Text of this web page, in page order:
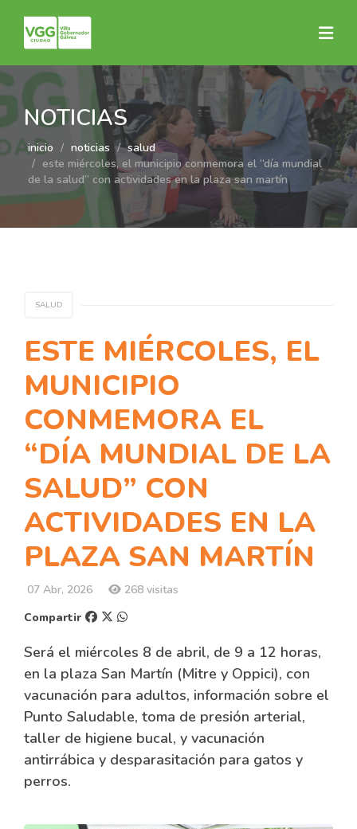
NOTICIAS
inicio noticias
salud
este miércoles, el municipio conmemora el “día mundial
de la salud” con actividades en la plaza san martín
SALUD
ESTE MIÉRCOLES, EL
MUNICIPIO
CONMEMORA EL
“DÍA MUNDIAL DE LA
SALUD” CON
ACTIVIDADES EN LA
PLAZA SAN MARTÍN
07 Abr, 2026
268 visitas
Compartir
Será el miércoles 8 de abril, de 9 a 12 horas,
en la plaza San Martín (Mitre y Oppici), con
vacunación para adultos, información sobre el
Punto Saludable, toma de presión arterial,
taller de higiene bucal, y vacunación
antirrábica y desparasitación para gatos y
perros.